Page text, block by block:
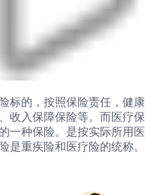
标的，按照保险责任，健康
收入保障保险等。而医疗保
一种保险。是按实际所用医
是重疾险和医疗险的统称。